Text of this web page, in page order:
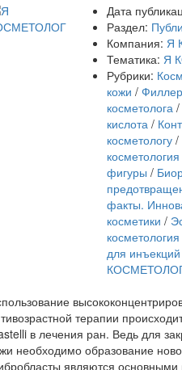
Дата
Раздел:
Компания: Я
Тематика: Я
Рубрики:
кожи /
косметолога /
кислота /
косметологу /
косметология
фигуры /
факты.
косметики /
косметология
для инъекций
терапии
в лечения ран. Ведь для
необходимо образование
являются основными